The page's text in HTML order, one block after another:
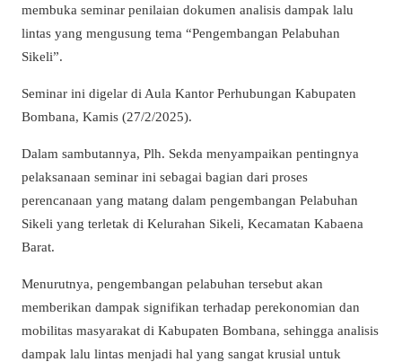
membuka seminar penilaian dokumen analisis dampak lalu
lintas yang mengusung tema “Pengembangan Pelabuhan
Sikeli”.
Seminar ini digelar di Aula Kantor Perhubungan Kabupaten
Bombana, Kamis (27/2/2025).
Dalam sambutannya, Plh. Sekda menyampaikan pentingnya
pelaksanaan seminar ini sebagai bagian dari proses
perencanaan yang matang dalam pengembangan Pelabuhan
Sikeli yang terletak di Kelurahan Sikeli, Kecamatan Kabaena
Barat.
Menurutnya, pengembangan pelabuhan tersebut akan
memberikan dampak signifikan terhadap perekonomian dan
mobilitas masyarakat di Kabupaten Bombana, sehingga analisis
dampak lalu lintas menjadi hal yang sangat krusial untuk